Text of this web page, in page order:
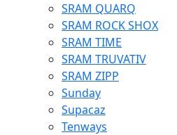
SRAM QUARQ
SRAM ROCK SHOX
SRAM TIME
SRAM TRUVATIV
SRAM ZIPP
Sunday
Supacaz
Tenways